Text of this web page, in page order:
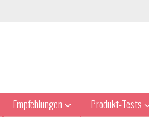
Empfehlungen Produkt-Tests